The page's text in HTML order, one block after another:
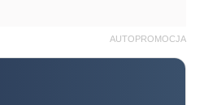
AUTOPROMOCJA